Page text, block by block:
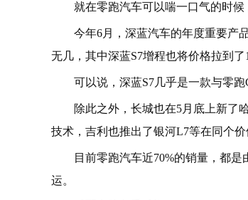
就在零跑汽车可以喘一口气的时候
今年6月，深蓝汽车的年度重要产
无几，其中深蓝S7增程也将价格拉到
可以说，深蓝S7几乎是一款与零跑
除此之外，长城也在5月底上新了
技术，吉利也推出了银河L7等在同个价
目前零跑汽车近70%的销量，都
运。